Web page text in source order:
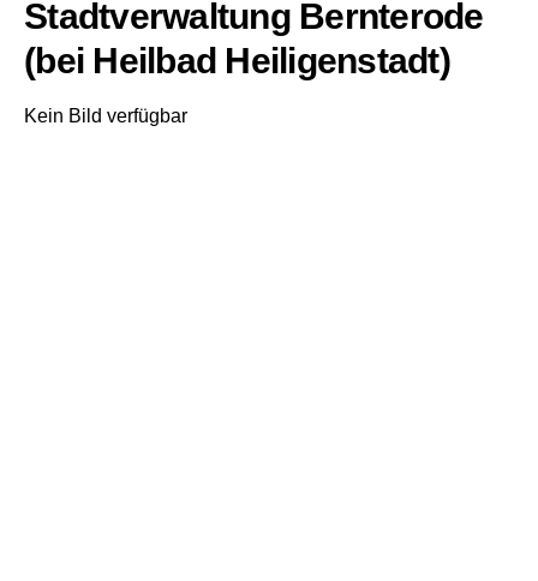
Stadtverwaltung Bernterode
(bei Heilbad Heiligenstadt)
Kein Bild verfügbar